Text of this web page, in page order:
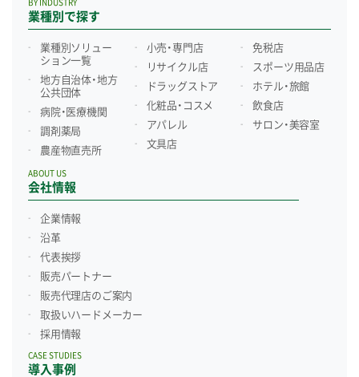
業種別で探す
BY INDUSTRY
業種別ソリュー
ション一覧
地方自治体・地方
公共団体
病院・医療機関
調剤薬局
農産物直売所
小売・専門店
リサイクル店
ドラッグストア
化粧品・コスメ
アパレル
文具店
免税店
スポーツ用品店
ホテル・旅館
飲食店
サロン・美容室
会社情報
ABOUT US
企業情報
沿革
代表挨拶
販売パートナー
販売代理店のご案内
取扱いハードメーカー
採用情報
導入事例
CASE STUDIES